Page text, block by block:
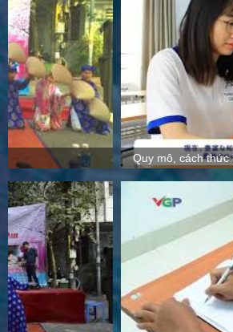
Quy mô, cách thức hoạt động tại Thanh